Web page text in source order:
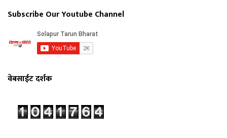
Subscribe Our Youtube Channel
वेबसाईट दर्शक